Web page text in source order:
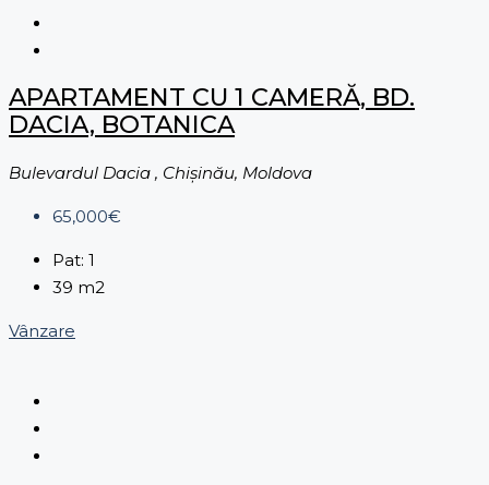
APARTAMENT CU 1 CAMERĂ, BD.
DACIA, BOTANICA
Bulevardul Dacia , Chișinău, Moldova
65,000€
Pat: 1
39 m2
Vânzare